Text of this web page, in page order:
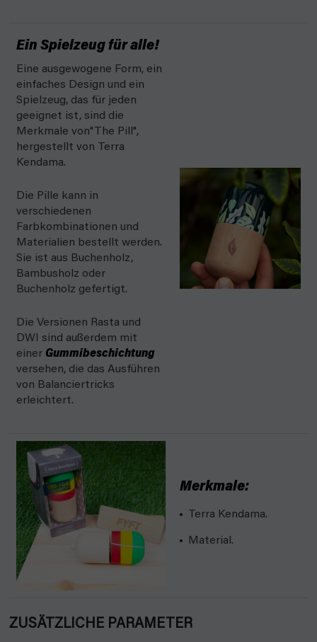
Ein Spielzeug für alle!
Eine ausgewogene Form, ein
einfaches Design und ein
Spielzeug, das für jeden
geeignet ist, sind die
Merkmale von"The Pill",
hergestellt von Terra
Kendama.
Die Pille kann in
verschiedenen
Farbkombinationen und
Materialien bestellt werden.
Sie ist aus Buchenholz,
Bambusholz oder
Buchenholz gefertigt.
Die Versionen Rasta und
DWI sind außerdem mit
einer Gummibeschichtung
versehen, die das Ausführen
von Balanciertricks
erleichtert.
Merkmale:
Terra Kendama.
Material.
ZUSÄTZLICHE PARAMETER